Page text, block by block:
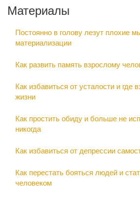
Материалы
Постоянно в голову лезут плохие
материализации
Как развить память взрослому
Как избавиться от усталости и где
жизни
Как простить обиду и больше не
никогда
Как избавиться от депрессии
Как перестать бояться людей и
человеком